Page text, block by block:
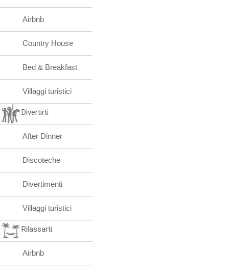
Airbnb
Country House
Bed & Breakfast
Villaggi turistici
Divertirti
After Dinner
Discoteche
Divertimenti
Villaggi turistici
Rilassarti
Airbnb